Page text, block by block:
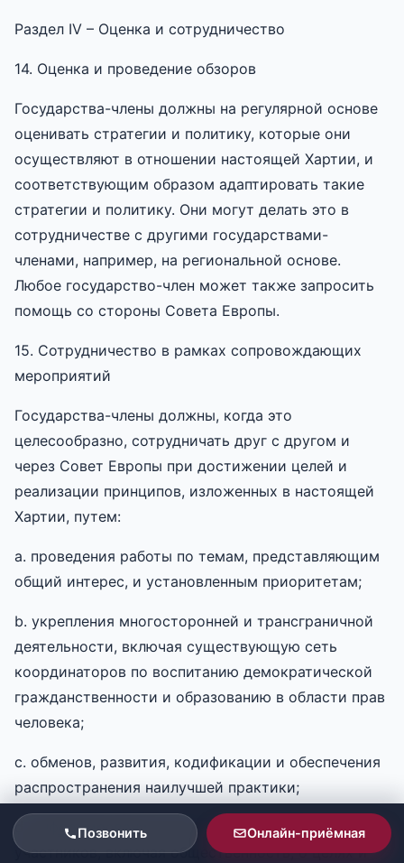
Раздел IV – Оценка и сотрудничество
14. Оценка и проведение обзоров
Государства-члены должны на регулярной основе
оценивать стратегии и политику, которые они
осуществляют в отношении настоящей Хартии, и
соответствующим образом адаптировать такие
стратегии и политику. Они могут делать это в
сотрудничестве с другими государствами-
членами, например, на региональной основе.
Любое государство-член может также запросить
помощь со стороны Совета Европы.
15. Сотрудничество в рамках сопровождающих
мероприятий
Государства-члены должны, когда это
целесообразно, сотрудничать друг с другом и
через Совет Европы при достижении целей и
реализации принципов, изложенных в настоящей
Хартии, путем:
a. проведения работы по темам, представляющим
общий интерес, и установленным приоритетам;
b. укрепления многосторонней и трансграничной
деятельности, включая существующую сеть
координаторов по воспитанию демократической
гражданственности и образованию в области прав
человека;
c. обменов, развития, кодификации и обеспечения
распространения наилучшей практики;
d. информирования всех соответствующих
участников, включая общественность, о целях и
Позвонить Онлайн-приёмная